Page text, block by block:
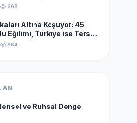
868
Altına Koşuyor: 45
Eğilimi, Türkiye ise Ters
864
ve Ruhsal Denge